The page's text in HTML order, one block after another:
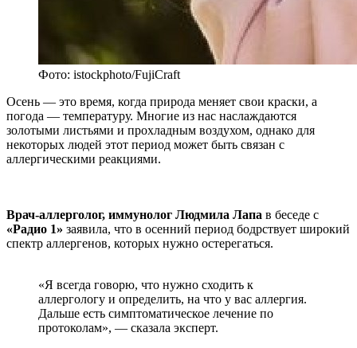
Фото: istockphoto/FujiCraft
Осень — это время, когда природа меняет свои краски, а
погода — температуру. Многие из нас наслаждаются
золотыми листьями и прохладным воздухом, однако для
некоторых людей этот период может быть связан с
аллергическими реакциями.
Врач-аллерголог, иммунолог Людмила Лапа в беседе с
«Радио 1» заявила, что в осенний период бодрствует широкий
спектр аллергенов, которых нужно остерегаться.
«Я всегда говорю, что нужно сходить к
аллергологу и определить, на что у вас аллергия.
Дальше есть симптоматическое лечение по
протоколам», — сказала эксперт.